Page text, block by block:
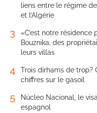
liens entre le régime
et l’Algérie
3
«C’est notre résidence
Bouznika, des
leurs villas
4
Trois dirhams de trop?
chiffres sur le gasoil
5
Núcleo Nacional, le
espagnol